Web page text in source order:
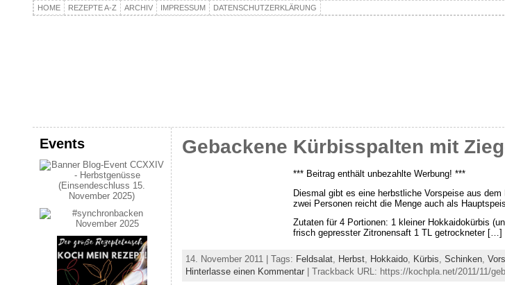
HOME REZEPTE A-Z ARCHIV IMPRESSUM DATENSCHUTZERKLÄRUNG
Events Gebackene Kürbisspalten mit
*** Beitrag enthält unbezahlte Werbung! ***
Diesmal gibt es eine herbstliche Vorspeise aus
zwei Personen reicht die Menge auch als
Zutaten für 4 Portionen: 1 kleiner Hokkaidokürbis
frisch gepresster Zitronensaft 1 TL getrockneter […]
14. November 2011 | Tags: Feldsalat Herbst Hokkaido Kürbis Schinken
Hinterlasse einen Kommentar | Trackback URL: https://kochpla.net/2011/11/